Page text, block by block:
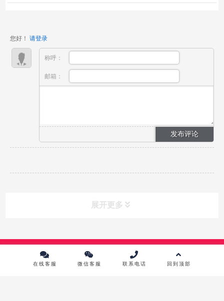
作，普通独...
您好！ 请登录
称呼：
邮箱：
展开更多
Copyright © 2024 中传英才影视教育培训中心 版权所有 |
10215867号-1
在线客服 微信客服 联系电话 回到顶部